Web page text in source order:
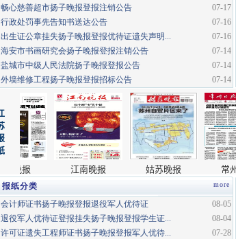
07-17
畅心慈善超市扬子晚报登报注销公告
07-16
行政处罚事先告知书送达公告
07-16
出生证公章挂失扬子晚报登报优待证遗失声明...
07-14
海安市书画研究会扬子晚报登报注销公告
07-14
盐城市中级人民法院扬子晚报登报公告
07-14
外墙维修工程扬子晚报登报招标公告
more
报纸分类
08-05
会计师证书扬子晚报登报退役军人优待证
08-04
退役军人优待证登报挂失扬子晚报登报学生证...
07-28
许可证遗失工程师证书扬子晚报登报军人优待...